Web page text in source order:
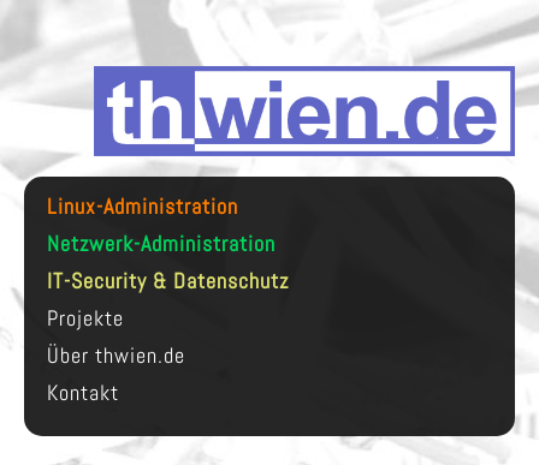
Linux-Administration
Netzwerk-Administration
IT-Security & Datenschutz
Projekte
Über thwien.de
Kontakt